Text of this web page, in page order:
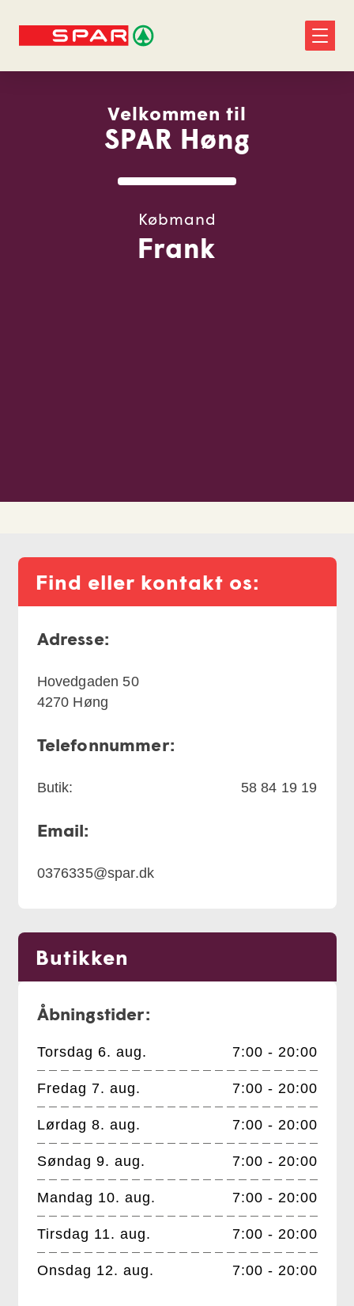
Velkommen til
SPAR Høng
Købmand
Frank
Find eller kontakt os:
Adresse:
Hovedgaden 50
4270 Høng
Telefonnummer:
Butik: 58 84 19 19
Email:
0376335@spar.dk
Butikken
Åbningstider:
Torsdag 6. aug. 7:00 - 20:00
Fredag 7. aug. 7:00 - 20:00
Lørdag 8. aug. 7:00 - 20:00
Søndag 9. aug. 7:00 - 20:00
Mandag 10. aug. 7:00 - 20:00
Tirsdag 11. aug. 7:00 - 20:00
Onsdag 12. aug. 7:00 - 20:00